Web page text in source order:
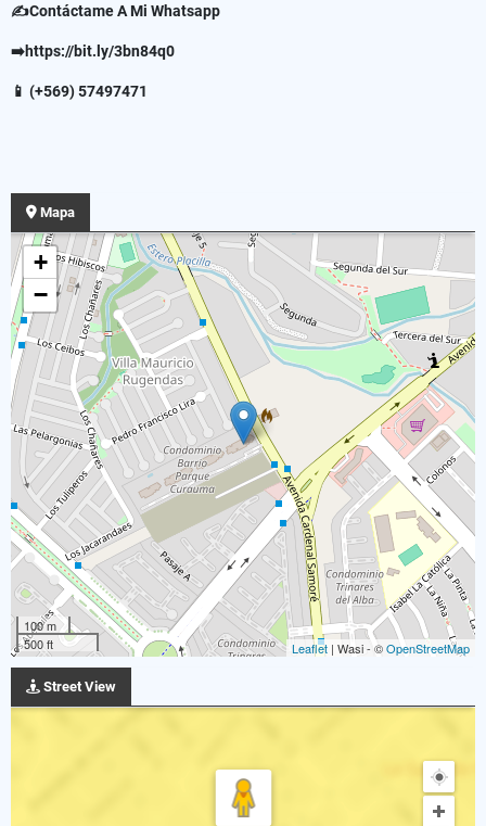
✍Contáctame A Mi Whatsapp
➡️https://bit.ly/3bn84q0
📱 (+569) 57497471
Mapa
+
−
100 m
500 ft
Leaflet | Wasi - ©OpenStreetMap
Street View